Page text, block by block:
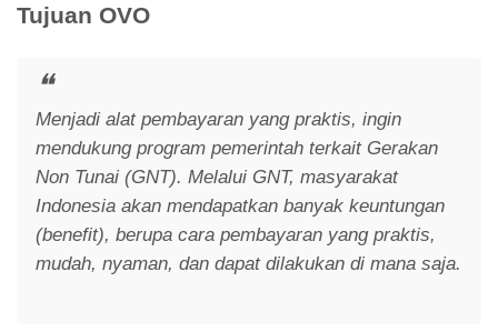
Tujuan OVO
Menjadi alat pembayaran yang praktis, ingin
mendukung program pemerintah terkait Gerakan
Non Tunai (GNT). Melalui GNT, masyarakat
Indonesia akan mendapatkan banyak keuntungan
(benefit), berupa cara pembayaran yang praktis,
mudah, nyaman, dan dapat dilakukan di mana saja.